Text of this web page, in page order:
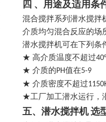
四 、用途及适用条
混合搅拌系列潜水搅拌
介质均匀混合反应的场
潜水搅拌机可在下列条
★ 高介质温度不超过
★ 介质的PH值在5-9
★ 介质密度不超过
★工厂加工潜水运行，
五、潜水搅拌机 选